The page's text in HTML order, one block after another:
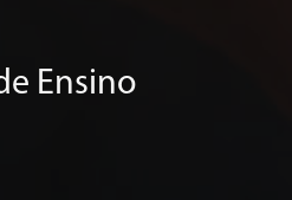
Ensino